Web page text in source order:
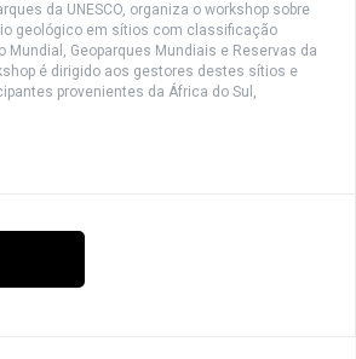
da UNESCO, organiza o workshop sobre
geológico em sítios com classificação
Mundial, Geoparques Mundiais e Reservas da
é dirigido aos gestores destes sítios e
provenientes da África do Sul,